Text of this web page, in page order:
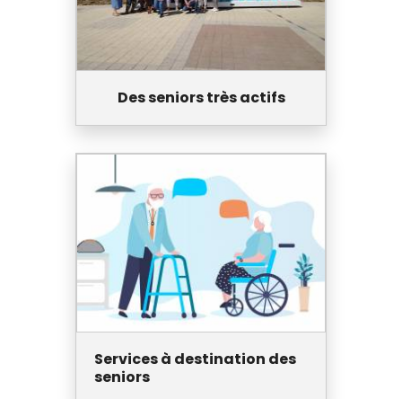
Des seniors très actifs
Services à destination des
seniors